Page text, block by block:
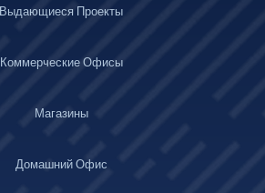
Выдающиеся Проекты
Коммерческие Офисы
Магазины
Домашний Офис